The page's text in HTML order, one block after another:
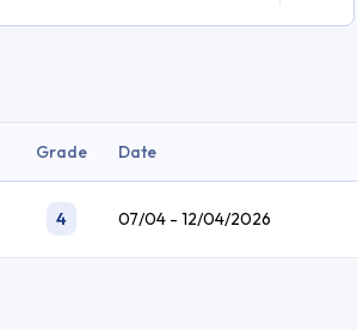
Grade Date
4 07/04 - 12/04/2026